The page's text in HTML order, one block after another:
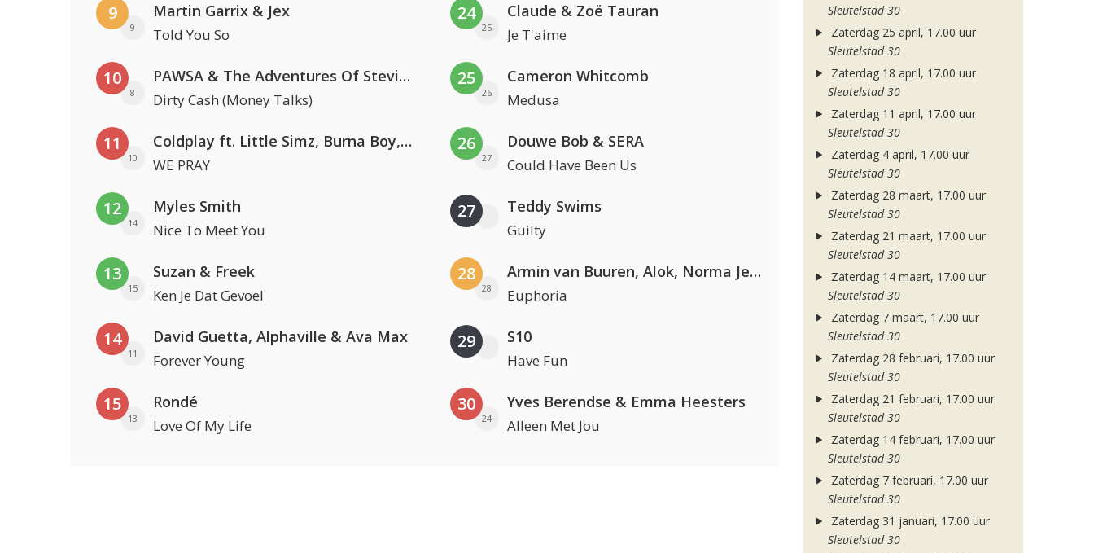
9
9
Martin Garrix & Jex
Told You So
10
8
PAWSA & The Adventures Of Stevie V
Dirty Cash (Money Talks)
11
10
Coldplay ft. Little Simz, Burna Boy, Elyanna & Tini
WE PRAY
12
14
Myles Smith
Nice To Meet You
13
15
Suzan & Freek
Ken Je Dat Gevoel
14
11
David Guetta, Alphaville & Ava Max
Forever Young
15
13
Rondé
Love Of My Life
24
25
Claude & Zoë Tauran
Je T'aime
25
26
Cameron Whitcomb
Medusa
26
27
Douwe Bob & SERA
Could Have Been Us
27 Teddy Swims
Guilty
28
28
Armin van Buuren, Alok, Norma Jean Martine & LAWRENT
Euphoria
29 S10
Have Fun
30
24
Yves Berendse & Emma Heesters
Alleen Met Jou
Sleutelstad 30
Zaterdag 25 april, 17.00 uur
Sleutelstad 30
Zaterdag 18 april, 17.00 uur
Sleutelstad 30
Zaterdag 11 april, 17.00 uur
Sleutelstad 30
Zaterdag 4 april, 17.00 uur
Sleutelstad 30
Zaterdag 28 maart, 17.00 uur
Sleutelstad 30
Zaterdag 21 maart, 17.00 uur
Sleutelstad 30
Zaterdag 14 maart, 17.00 uur
Sleutelstad 30
Zaterdag 7 maart, 17.00 uur
Sleutelstad 30
Zaterdag 28 februari, 17.00 uur
Sleutelstad 30
Zaterdag 21 februari, 17.00 uur
Sleutelstad 30
Zaterdag 14 februari, 17.00 uur
Sleutelstad 30
Zaterdag 7 februari, 17.00 uur
Sleutelstad 30
Zaterdag 31 januari, 17.00 uur
Sleutelstad 30